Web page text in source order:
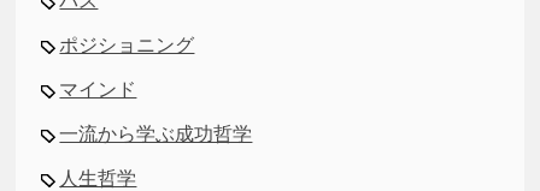
ポジショニング
マインド
一流から学ぶ成功哲学
人生哲学